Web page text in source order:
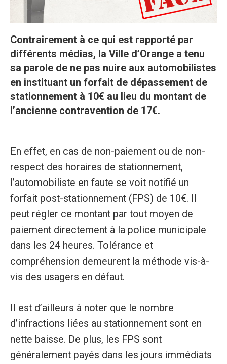
Contrairement à ce qui est rapporté par
différents médias, la Ville d’Orange a tenu
sa parole de ne pas nuire aux automobilistes
en instituant un forfait de dépassement de
stationnement à 10€ au lieu du montant de
l’ancienne contravention de 17€.
En effet, en cas de non-paiement ou de non-
respect des horaires de stationnement,
l’automobiliste en faute se voit notifié un
forfait post-stationnement (FPS) de 10€. Il
peut régler ce montant par tout moyen de
paiement directement à la police municipale
dans les 24 heures. Tolérance et
compréhension demeurent la méthode vis-à-
vis des usagers en défaut.
Il est d’ailleurs à noter que le nombre
d’infractions liées au stationnement sont en
nette baisse. De plus, les FPS sont
généralement payés dans les jours immédiats